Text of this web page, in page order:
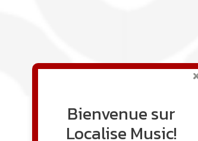
Bienvenue sur
Localise Music!